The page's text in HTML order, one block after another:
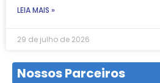
LEIA MAIS »
29 de julho de 2026
Nossos Parceiros